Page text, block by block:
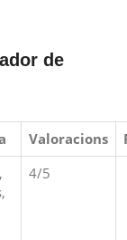
de
Valoracions
4/5